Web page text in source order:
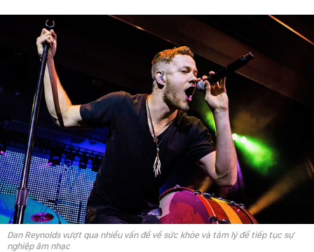
Dan Reynolds vượt qua nhiều vấn đề về sức khỏe và tâm lý để tiếp tục sự
nghiệp âm nhạc